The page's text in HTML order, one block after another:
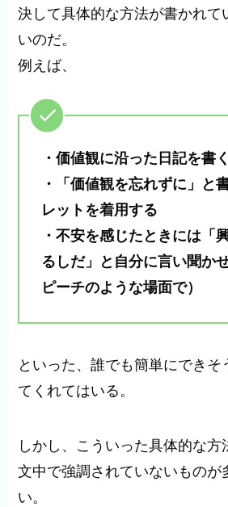
決して具体的な方法が書かれて
いのだ。
例えば、
・価値観に沿った日記を書く
・「価値観を忘れずに」と
レットを着用する
・不安を感じたときには「
るしだ」と自分に言い聞か
ピーチのような場面で）
といった、誰でも簡単にできそ
てくれてはいる。
しかし、こういった具体的な方
文中で強調されていないものが
い。